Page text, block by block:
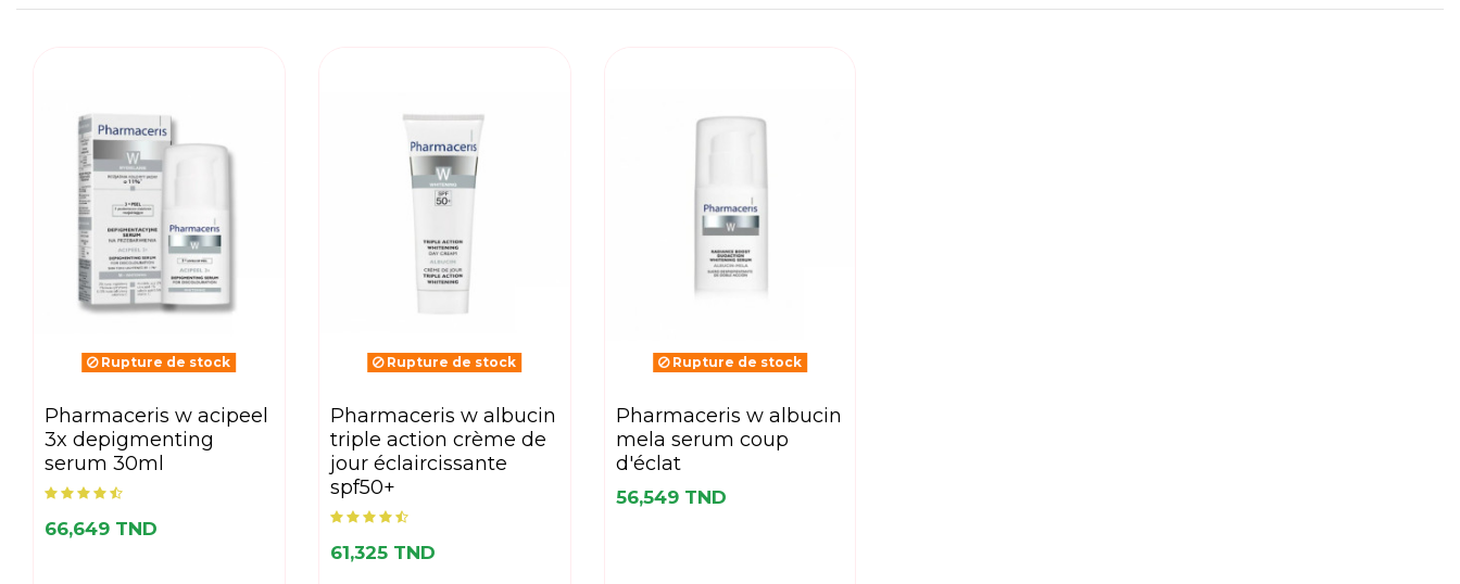
Rupture de stock
pharmaceris w acipeel
3x depigmenting
serum 30ml
66,649 TND
Rupture de stock
pharmaceris w albucin
triple action crème de
jour éclaircissante
spf50+
61,325 TND
Rupture de stock
pharmaceris w albucin
mela serum coup
d'éclat
56,549 TND